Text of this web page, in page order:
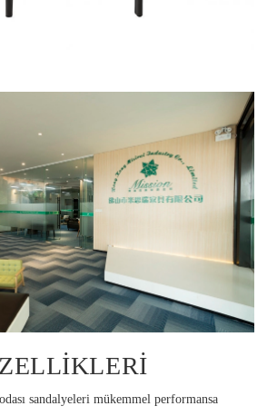
sandalyeleri mükemmel performansa